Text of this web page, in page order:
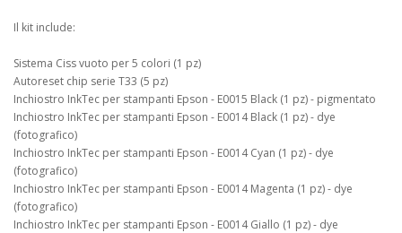
Il kit include:
Sistema Ciss vuoto per 5 colori (1 pz)
Autoreset chip serie T33 (5 pz)
Inchiostro InkTec per stampanti Epson - E0015 Black (1 pz) - pigmentato
Inchiostro InkTec per stampanti Epson - E0014 Black (1 pz) - dye
(fotografico)
Inchiostro InkTec per stampanti Epson - E0014 Cyan (1 pz) - dye
(fotografico)
Inchiostro InkTec per stampanti Epson - E0014 Magenta (1 pz) - dye
(fotografico)
Inchiostro InkTec per stampanti Epson - E0014 Giallo (1 pz) - dye